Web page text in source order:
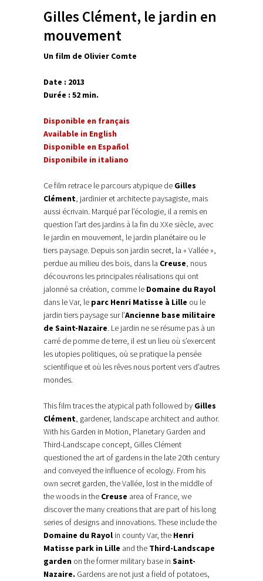
Gilles Clément, le jardin en
mouvement
Un film de Olivier Comte
Date : 2013
Durée : 52 min.
Disponible en français
Available in English
Disponible en Español
Disponibile in italiano
Ce film retrace le parcours atypique de Gilles
Clément, jardinier et architecte paysagiste, mais
aussi écrivain. Marqué par l’écologie, il a remis en
question l’art des jardins à la fin du XXe siècle, avec
le jardin en mouvement, le jardin planétaire ou le
tiers paysage. Depuis son jardin secret, la « Vallée »,
perdue au milieu des bois, dans la Creuse, nous
découvrons les principales réalisations qui ont
jalonné sa création, comme le Domaine du Rayol
dans le Var, le parc Henri Matisse à Lille ou le
jardin tiers paysage sur l’Ancienne base militaire
de Saint-Nazaire. Le jardin ne se résume pas à un
carré de pomme de terre, il est un lieu où s’exercent
les utopies politiques, où se pratique la pensée
scientifique et où les rêves nous portent vers d’autres
mondes.
This film traces the atypical path followed by Gilles
Clément, gardener, landscape architect and author.
With his Garden in Motion, Planetary Garden and
Third-Landscape concept, Gilles Clément
questioned the art of gardens in the late 20th century
and conveyed the influence of ecology. From his
own secret garden, the Vallée, lost in the middle of
the woods in the Creuse area of France, we
discover the many creations that are part of his long
series of designs and innovations. These include the
Domaine du Rayol in county Var, the Henri
Matisse park in Lille and the Third-Landscape
garden on the former military base in Saint-
Nazaire. Gardens are not just a field of potatoes,